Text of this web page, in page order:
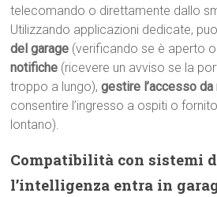
telecomando o direttamente dallo
Utilizzando applicazioni dedicate,
del garage (verificando se è aperto
notifiche (ricevere un avviso se la
troppo a lungo),gestire l’accesso
consentire l’ingresso a ospiti o
lontano).
Compatibilità con sistemi
l’intelligenza entra in